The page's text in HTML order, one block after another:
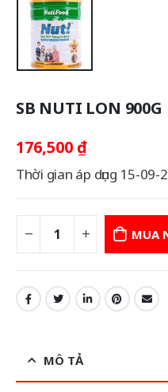
SB NUTI LON 900G
176,500 ₫
Thời gian áp dụng 15-
MUA
MÔ TẢ